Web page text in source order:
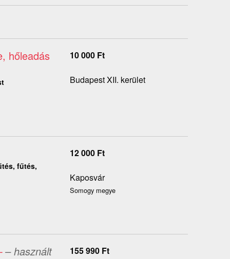
hőleadás
10 000 Ft
Budapest XII. kerület
fűtés,
12 000 Ft
Kaposvár
Somogy megye
– használt 155 990 Ft